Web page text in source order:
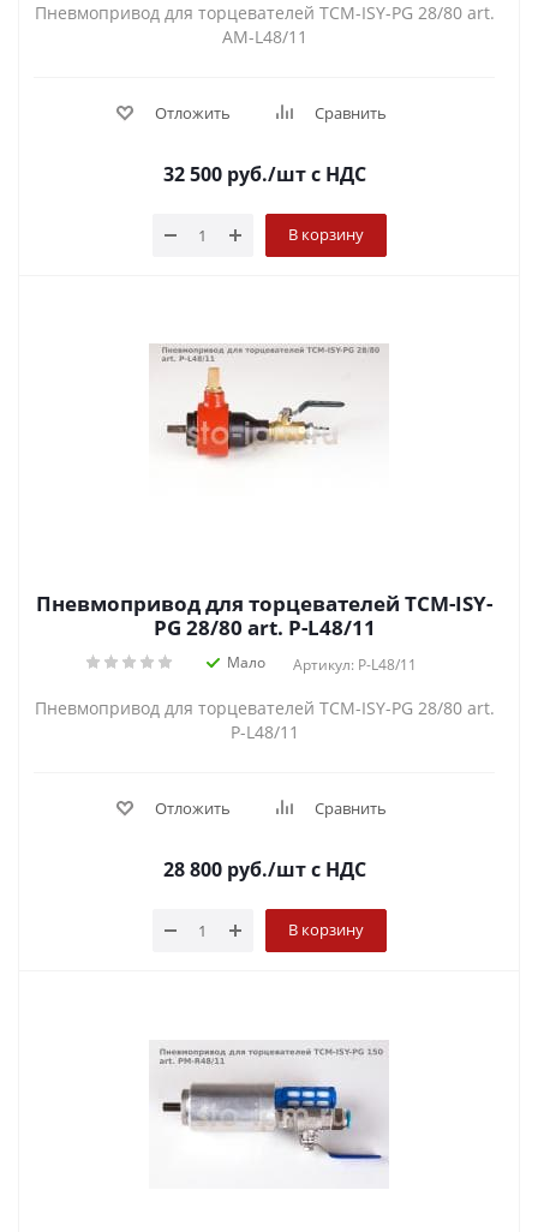
Пневмопривод для торцевателей TCM-ISY-PG 28/80 art.
AM-L48/11
Отложить Сравнить
32 500 руб./штс НДС
В корзину
Пневмопривод для торцевателей TCM-ISY-
PG 28/80 art. P-L48/11
Мало Артикул: P-L48/11
Пневмопривод для торцевателей TCM-ISY-PG 28/80 art.
P-L48/11
Отложить Сравнить
28 800 руб./штс НДС
В корзину